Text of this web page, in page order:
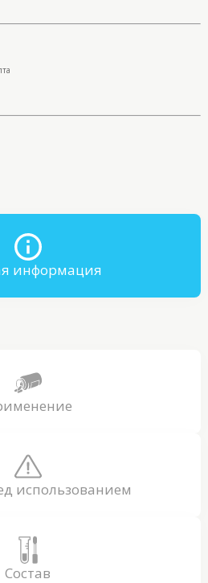
информация
использованием
Состав